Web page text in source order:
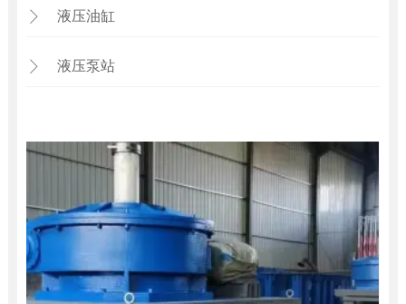
 液压油缸
 液压泵站